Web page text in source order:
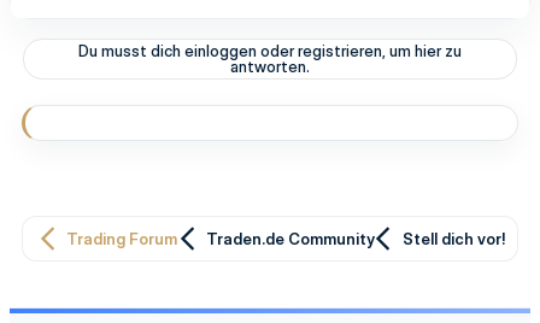
t
o
n
n
Du musst dich einloggen oder registrieren, um hier zu
antworten.
Trading Forum Traden.de Community Stell dich vor!